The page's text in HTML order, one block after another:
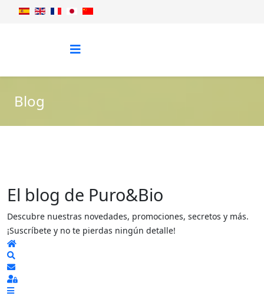
Blog
El blog de Puro&Bio
Descubre nuestras novedades, promociones, secretos y más.
¡Suscríbete y no te pierdas ningún detalle!
Home
Suscribirse a las actualizaciones
Sign In